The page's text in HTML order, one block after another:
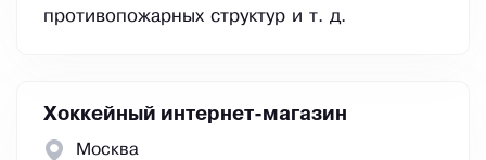
противопожарных структур и т. д.
Хоккейный интернет-магазин
Москва